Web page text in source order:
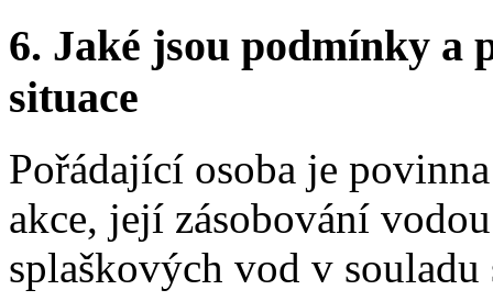
6. Jaké jsou podmínky a
situace
Pořádající osoba je
akce, její zásobování
splaškových vod v